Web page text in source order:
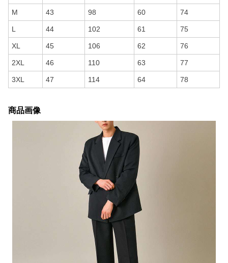
M 43 98 60 74
L 44 102 61 75
XL 45 106 62 76
2XL 46 110 63 77
3XL 47 114 64 78
商品画像